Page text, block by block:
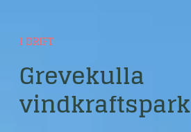
I DRIFT
Grevekulla
vindkraftspark